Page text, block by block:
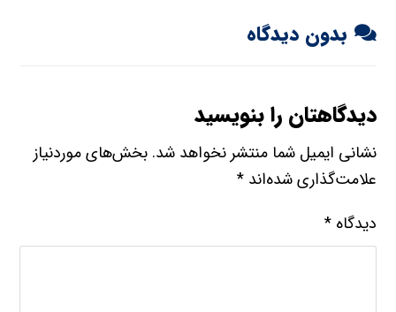
بدون دیدگاه
دیدگاهتان را بنویسید
نشانی ایمیل شما منتشر نخواهد شد. بخش‌های موردنیاز
علامت‌گذاری شده‌اند*
دیدگاه*